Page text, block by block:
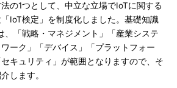
の1つとして、中立な立場でIoTに関する
IoT検定」を制度化しました。基礎知識
、「戦略・マネジメント」「産業システ
ーク」「デバイス」「プラットフォー
キュリティ」が範囲となりますので、そ
します。